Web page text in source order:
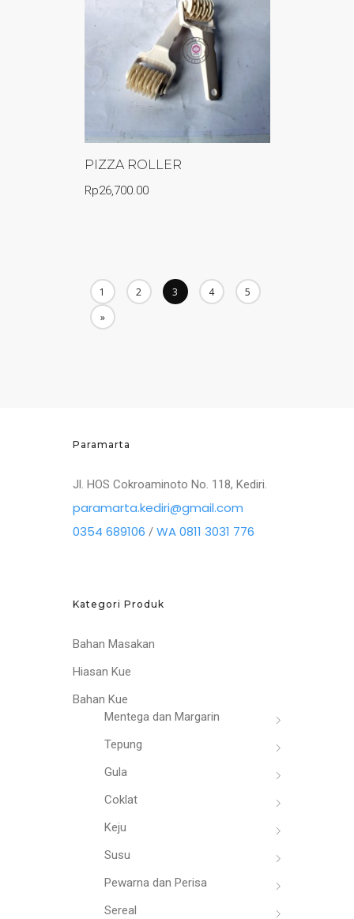
PIZZA ROLLER
Rp26,700.00
1 2 3 4
5
»
Paramarta
Jl. HOS Cokroaminoto No. 118, Kediri.
paramarta.kediri@gmail.com
0354 689106 / WA 0811 3031 776
Kategori Produk
Bahan Masakan
Hiasan Kue
Bahan Kue
Mentega dan Margarin
Tepung
Gula
Coklat
Keju
Susu
Pewarna dan Perisa
Sereal